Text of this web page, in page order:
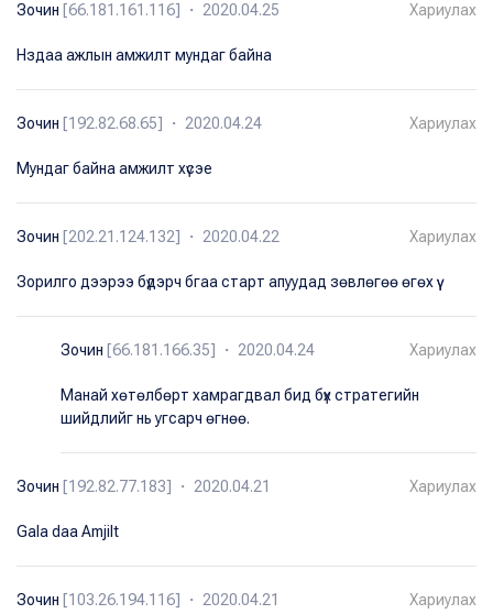
Зочин [66.181.161.116] ・ 2020.04.25 Хариулах
Нздаа ажлын амжилт мундаг байна
Зочин [192.82.68.65] ・ 2020.04.24 Хариулах
Мундаг байна амжилт хүсэе
Зочин [202.21.124.132] ・ 2020.04.22 Хариулах
Зорилго дээрээ бүдэрч бгаа старт апуудад зөвлөгөө өгөх үү
Зочин [66.181.166.35] ・ 2020.04.24 Хариулах
Манай хөтөлбөрт хамрагдвал бид бүх стратегийн
шийдлийг нь угсарч өгнөө.
Зочин [192.82.77.183] ・ 2020.04.21 Хариулах
Gala daa Amjilt
Зочин [103.26.194.116] ・ 2020.04.21 Хариулах